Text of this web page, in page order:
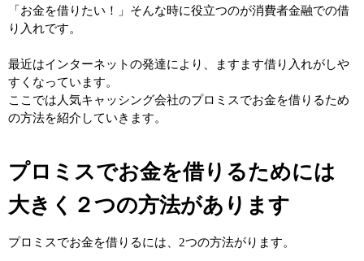
「お金を借りたい！」そんな時に役立つのが消費者金融での借
り入れです。
最近はインターネットの発達により、ますます借り入れがしや
すくなっています。
ここでは人気キャッシング会社のプロミスでお金を借りるため
の方法を紹介していきます。
プロミスでお金を借りるためには
大きく２つの方法があります
プロミスでお金を借りるには、2つの方法がります。